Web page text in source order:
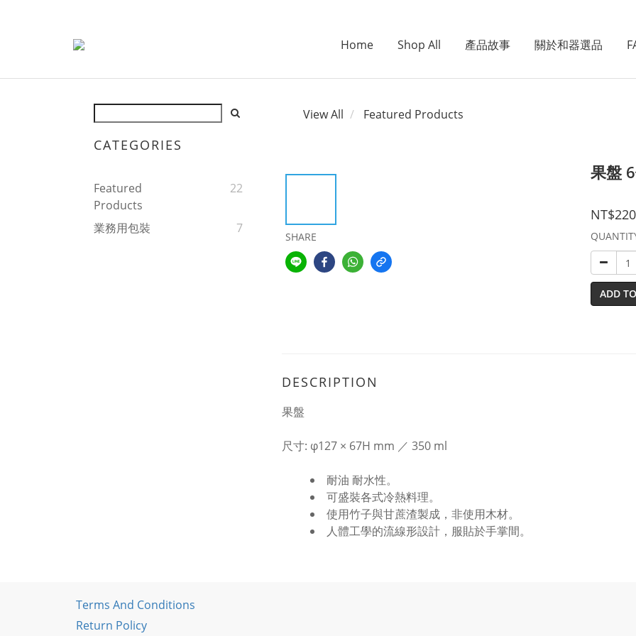
Home Shop All 產品故事 關於和器選品
CATEGORIES
Featured
Products
22
業務用包裝 7
View All Featured Products
SHARE
果盤
NT$220
ADD
DESCRIPTION
果盤
尺寸: φ127 × 67H mm ／ 350 ml
耐油 耐水性。
可盛裝各式冷熱料理。
使用竹子與甘蔗渣製成，非使用木材。
人體工學的流線形設計，服貼於手掌間。
Terms And Conditions
Return Policy